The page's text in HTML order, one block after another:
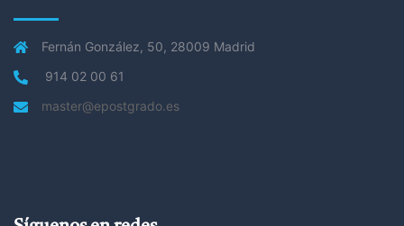
Fernán González, 50, 28009 Madrid
914 02 00 61
master@epostgrado.es